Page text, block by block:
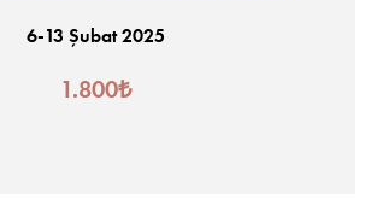
6-13 Şubat 2025
1.800₺